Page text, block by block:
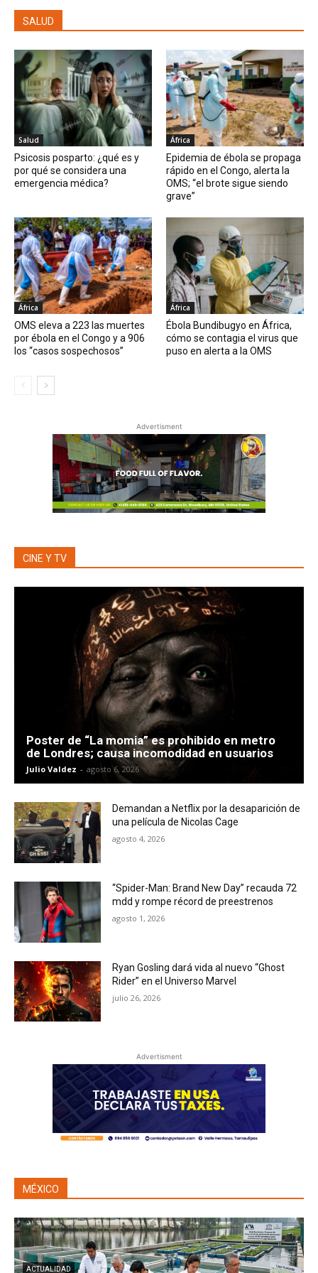
SALUD
Salud
Psicosis posparto: ¿qué es y
por qué se considera una
emergencia médica?
África
Epidemia de ébola se propaga
rápido en el Congo, alerta la
OMS; “el brote sigue siendo
grave”
África
OMS eleva a 223 las muertes
por ébola en el Congo y a 906
los “casos sospechosos”
África
Ébola Bundibugyo en África,
cómo se contagia el virus que
puso en alerta a la OMS
Advertisment
CINE Y TV
Poster de “La momia” es prohibido en metro
de Londres; causa incomodidad en usuarios
Julio Valdez - agosto 6, 2026
Demandan a Netflix por la desaparición de
una película de Nicolas Cage
agosto 4, 2026
“Spider-Man: Brand New Day” recauda 72
mdd y rompe récord de preestrenos
agosto 1, 2026
Ryan Gosling dará vida al nuevo “Ghost
Rider” en el Universo Marvel
julio 26, 2026
Advertisment
MÉXICO
ACTUALIDAD